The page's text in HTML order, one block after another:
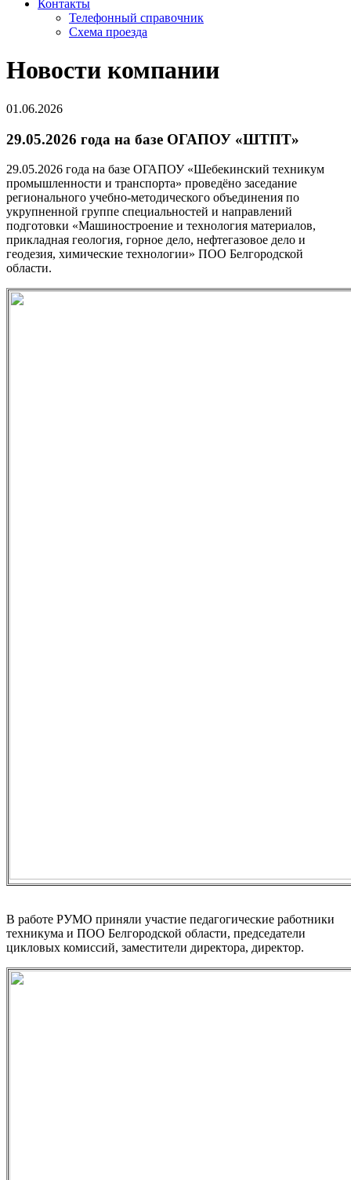
Контакты
Телефонный справочник
Схема проезда
Новости компании
01.06.2026
29.05.2026 года на базе ОГАПОУ «ШТПТ»
29.05.2026 года на базе ОГАПОУ «Шебекинский техникум
промышленности и транспорта» проведёно заседание
регионального учебно-методического объединения по
укрупненной группе специальностей и направлений
подготовки «Машиностроение и технология материалов,
прикладная геология, горное дело, нефтегазовое дело и
геодезия, химические технологии» ПОО Белгородской
области.
В работе РУМО приняли участие педагогические работники
техникума и ПОО Белгородской области, председатели
цикловых комиссий, заместители директора, директор.